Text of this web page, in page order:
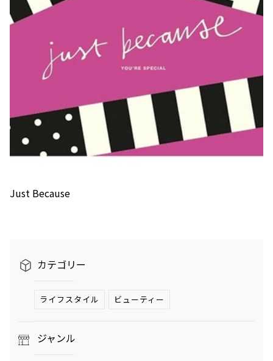
Just Because
カテゴリー
ライフスタイル ビューティー
ジャンル